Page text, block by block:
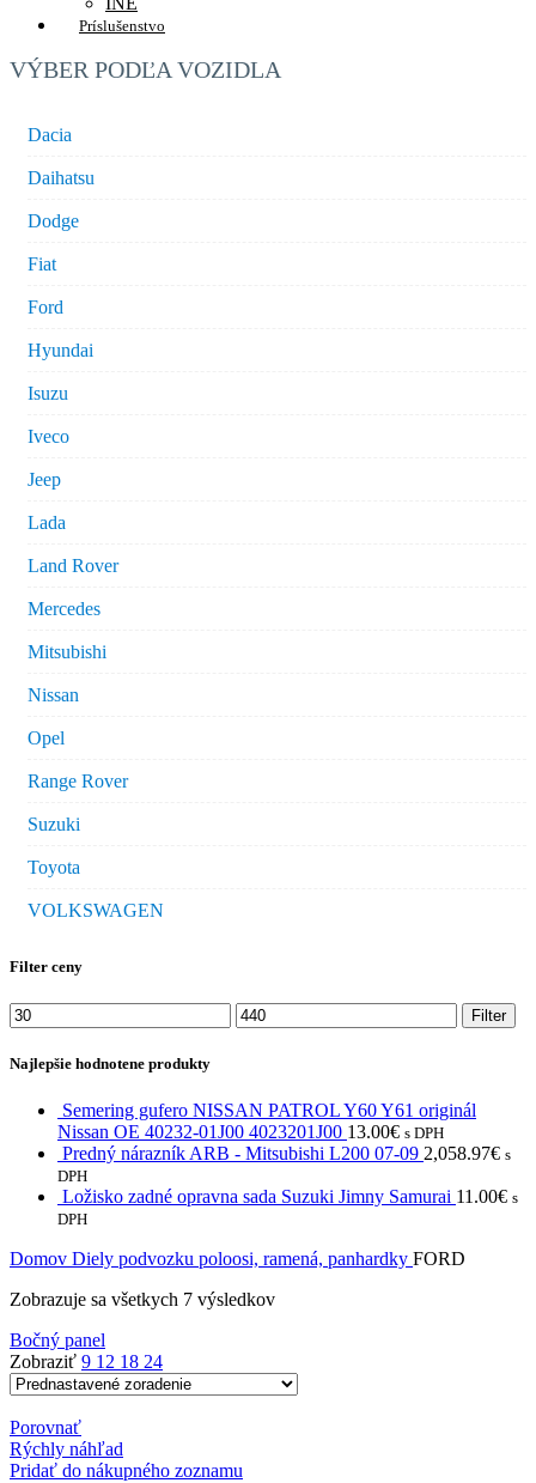
Príslušenstvo
VÝBER PODĽA VOZIDLA
Dacia
Daihatsu
Dodge
Fiat
Ford
Hyundai
Isuzu
Iveco
Jeep
Lada
Land Rover
Mercedes
Mitsubishi
Nissan
Opel
Range Rover
Suzuki
Toyota
VOLKSWAGEN
Filter ceny
Minimálna
cena
Maximálna
cena
Filter
Najlepšie hodnotene produkty
Semering gufero NISSAN PATROL Y60 Y61 originál
Nissan OE 40232-01J00 4023201J00 13.00€ s DPH
Predný nárazník ARB - Mitsubishi L200 07-09 2,058.97€ s
DPH
Ložisko zadné opravna sada Suzuki Jimny Samurai 11.00€ s
DPH
Domov Diely podvozku poloosi, ramená, panhardky FORD
Zobrazuje sa všetkych 7 výsledkov
Bočný panel
Zobraziť 9 12 18 24
Porovnať
Rýchly náhľad
Pridať do nákupného zoznamu